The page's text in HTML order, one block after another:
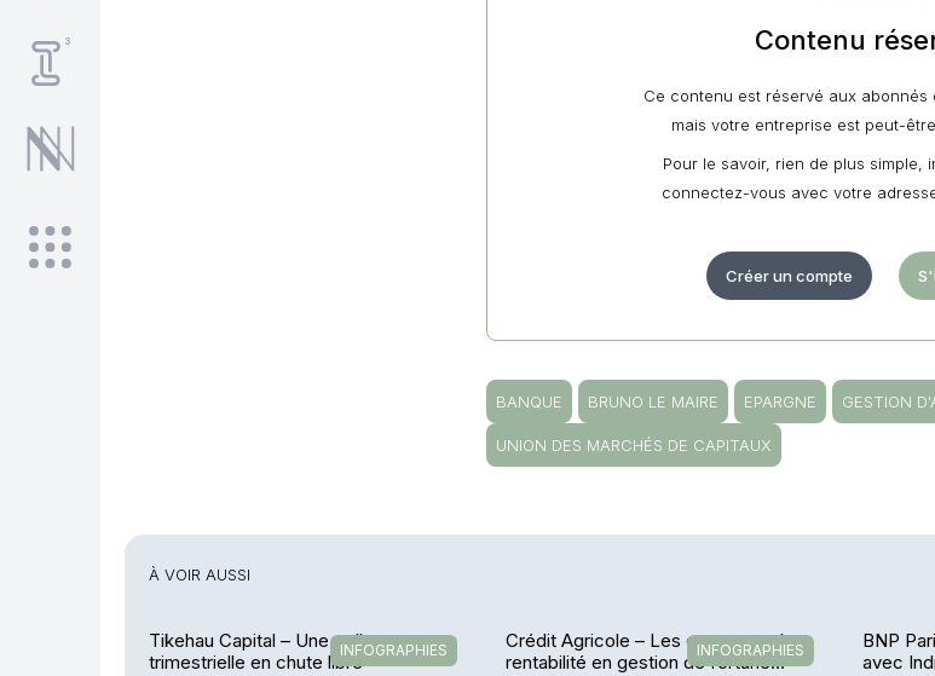
Contenu
Ce contenu est réservé aux abonnés
mais votre entreprise est peut-
Pour le savoir, rien de plus simple,
connectez-vous avec votre
Créer un compte
BANQUE BRUNO LE MAIRE EPARGNE GESTION
UNION DES MARCHÉS DE CAPITAUX
À VOIR AUSSI
INFOGRAPHIES
Tikehau Capital – Une collecte
trimestrielle en chute libre
INFOGRAPHIES
Crédit Agricole – Les encours et la
rentabilité en gestion de fortune
BNP
avec